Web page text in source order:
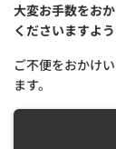
大変お手数をお
くださいますよ
ご不便をおかけ
ます。